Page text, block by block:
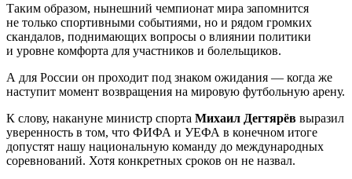
Таким образом, нынешний чемпионат мира запомнится
не только спортивными событиями, но и рядом громких
скандалов, поднимающих вопросы о влиянии политики
и уровне комфорта для участников и болельщиков.
А для России он проходит под знаком ожидания — когда же
наступит момент возвращения на мировую футбольную арену.
К слову, накануне министр спорта Михаил Дегтярёв выразил
уверенность в том, что ФИФА и УЕФА в конечном итоге
допустят нашу национальную команду до международных
соревнований. Хотя конкретных сроков он не назвал.